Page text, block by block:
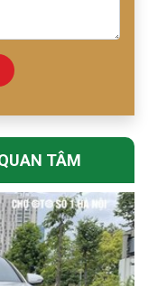
TÂM